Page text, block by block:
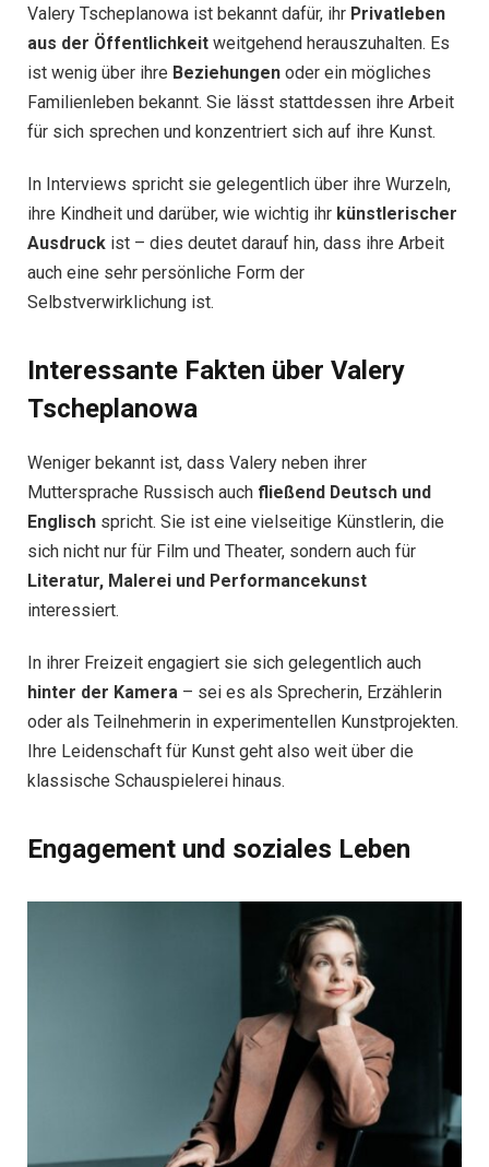
Valery Tscheplanowa ist bekannt dafür, ihr Privatleben
aus der Öffentlichkeit weitgehend herauszuhalten. Es
ist wenig über ihre Beziehungen oder ein mögliches
Familienleben bekannt. Sie lässt stattdessen ihre Arbeit
für sich sprechen und konzentriert sich auf ihre Kunst.
In Interviews spricht sie gelegentlich über ihre Wurzeln,
ihre Kindheit und darüber, wie wichtig ihr künstlerischer
Ausdruck ist – dies deutet darauf hin, dass ihre Arbeit
auch eine sehr persönliche Form der
Selbstverwirklichung ist.
Interessante Fakten über Valery
Tscheplanowa
Weniger bekannt ist, dass Valery neben ihrer
Muttersprache Russisch auch fließend Deutsch und
Englisch spricht. Sie ist eine vielseitige Künstlerin, die
sich nicht nur für Film und Theater, sondern auch für
Literatur, Malerei und Performancekunst
interessiert.
In ihrer Freizeit engagiert sie sich gelegentlich auch
hinter der Kamera – sei es als Sprecherin, Erzählerin
oder als Teilnehmerin in experimentellen Kunstprojekten.
Ihre Leidenschaft für Kunst geht also weit über die
klassische Schauspielerei hinaus.
Engagement und soziales Leben